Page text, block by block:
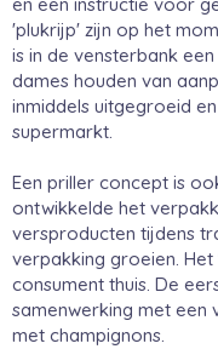
'plukrijp' zijn op het
is in de vensterbank
dames houden van
inmiddels uitgegroeid
supermarkt.
Een priller concept is
ontwikkelde het
versproducten tijdens
verpakking groeien.
consument thuis. De
samenwerking met een
met champignons.